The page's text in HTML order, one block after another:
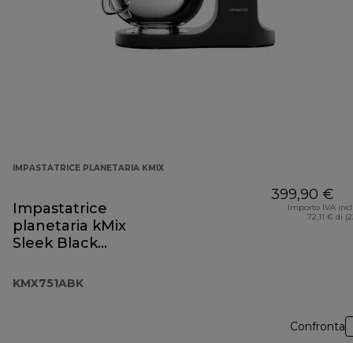
IMPASTATRICE PLANETARIA KMIX
Impastatrice
planetaria kMix
Sleek Black
KMX751ABK
399,90 €
Importo IVA
72,11 € di
Confronta